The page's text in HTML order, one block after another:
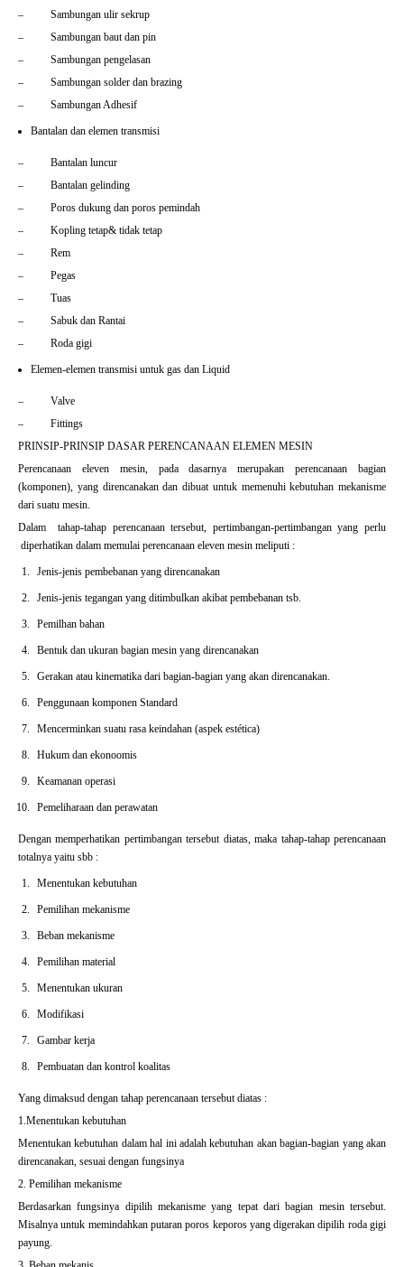
– Sambungan ulir sekrup
– Sambungan baut dan pin
– Sambungan pengelasan
– Sambungan solder dan brazing
– Sambungan Adhesif
Bantalan dan elemen transmisi
– Bantalan luncur
– Bantalan gelinding
– Poros dukung dan poros pemindah
– Kopling tetap& tidak tetap
– Rem
– Pegas
– Tuas
– Sabuk dan Rantai
– Roda gigi
Elemen-elemen transmisi untuk gas dan Liquid
– Valve
– Fittings
PRINSIP-PRINSIP DASAR PERENCANAAN ELEMEN MESIN
Perencanaan eleven mesin, pada dasarnya merupakan perencanaan bagian
(komponen), yang direncanakan dan dibuat untuk memenuhi kebutuhan mekanisme
dari suatu mesin.
Dalam tahap-tahap perencanaan tersebut, pertimbangan-pertimbangan yang perlu
diperhatikan dalam memulai perencanaan eleven mesin meliputi :
Jenis-jenis pembebanan yang direncanakan
Jenis-jenis tegangan yang ditimbulkan akibat pembebanan tsb.
Pemilhan bahan
Bentuk dan ukuran bagian mesin yang direncanakan
Gerakan atau kinematika dari bagian-bagian yang akan direncanakan.
Penggunaan komponen Standard
Mencerminkan suatu rasa keindahan (aspek estética)
Hukum dan ekonoomis
Keamanan operasi
Pemeliharaan dan perawatan
Dengan memperhatikan pertimbangan tersebut diatas, maka tahap-tahap perencanaan
totalnya yaitu sbb :
Menentukan kebutuhan
Pemilihan mekanisme
Beban mekanisme
Pemilihan material
Menentukan ukuran
Modifikasi
Gambar kerja
Pembuatan dan kontrol koalitas
Yang dimaksud dengan tahap perencanaan tersebut diatas :
1.Menentukan kebutuhan
Menentukan kebutuhan dalam hal ini adalah kebutuhan akan bagian-bagian yang akan
direncanakan, sesuai dengan fungsinya
2. Pemilihan mekanisme
Berdasarkan fungsinya dipilih mekanisme yang tepat dari bagian mesin tersebut.
Misalnya untuk memindahkan putaran poros keporos yang digerakan dipilih roda gigi
payung.